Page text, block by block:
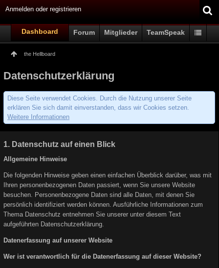
Anmelden oder registrieren
Dashboard Forum Mitglieder TeamSpeak
the Hellboard
Datenschutzerklärung
Diese Seite verwendet Cookies. Durch die Nutzung unserer Seite
erklären Sie sich damit einverstanden, dass wir Cookies setzen.
Weitere Informationen
1. Datenschutz auf einen Blick
Allgemeine Hinweise
Die folgenden Hinweise geben einen einfachen Überblick darüber, was mit
Ihren personenbezogenen Daten passiert, wenn Sie unsere Website
besuchen. Personenbezogene Daten sind alle Daten, mit denen Sie
persönlich identifiziert werden können. Ausführliche Informationen zum
Thema Datenschutz entnehmen Sie unserer unter diesem Text
aufgeführten Datenschutzerklärung.
Datenerfassung auf unserer Website
Wer ist verantwortlich für die Datenerfassung auf dieser Website?